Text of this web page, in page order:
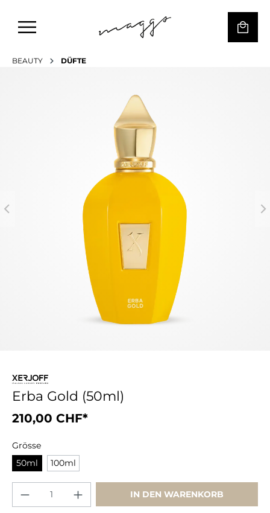
BEAUTY DÜFTE
Erba Gold (50ml)
210,00 CHF*
Grösse
50ml
100ml
IN DEN WARENKORB